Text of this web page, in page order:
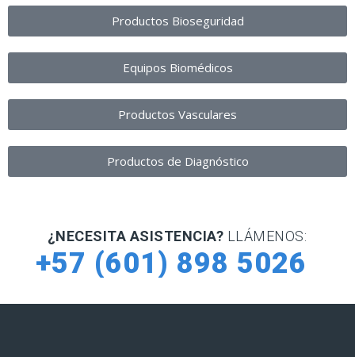
Productos Bioseguridad
Equipos Biomédicos
Productos Vasculares
Productos de Diagnóstico
¿NECESITA ASISTENCIA? LLÁMENOS:
+57 (601) 898 5026